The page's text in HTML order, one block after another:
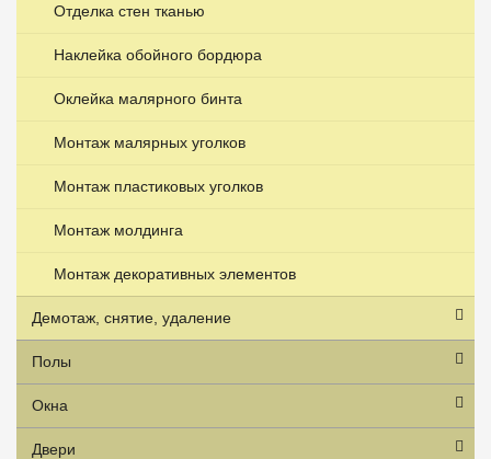
Отделка стен тканью
Наклейка обойного бордюра
Оклейка малярного бинта
Монтаж малярных уголков
Монтаж пластиковых уголков
Монтаж молдинга
Монтаж декоративных элементов
Демотаж, снятие, удаление
Полы
Окна
Двери